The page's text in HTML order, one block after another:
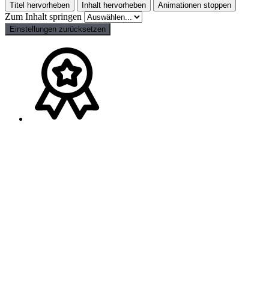
Titel hervorheben Inhalt hervorheben Animationen stoppen
Zum Inhalt springen
Einstellungen zurücksetzen